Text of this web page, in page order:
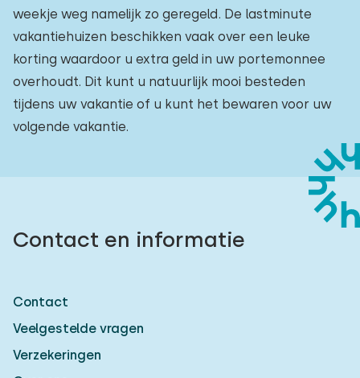
weekje weg namelijk zo geregeld. De lastminute
vakantiehuizen beschikken vaak over een leuke
korting waardoor u extra geld in uw portemonnee
overhoudt. Dit kunt u natuurlijk mooi besteden
tijdens uw vakantie of u kunt het bewaren voor uw
volgende vakantie.
Contact en informatie
Contact
Veelgestelde vragen
Verzekeringen